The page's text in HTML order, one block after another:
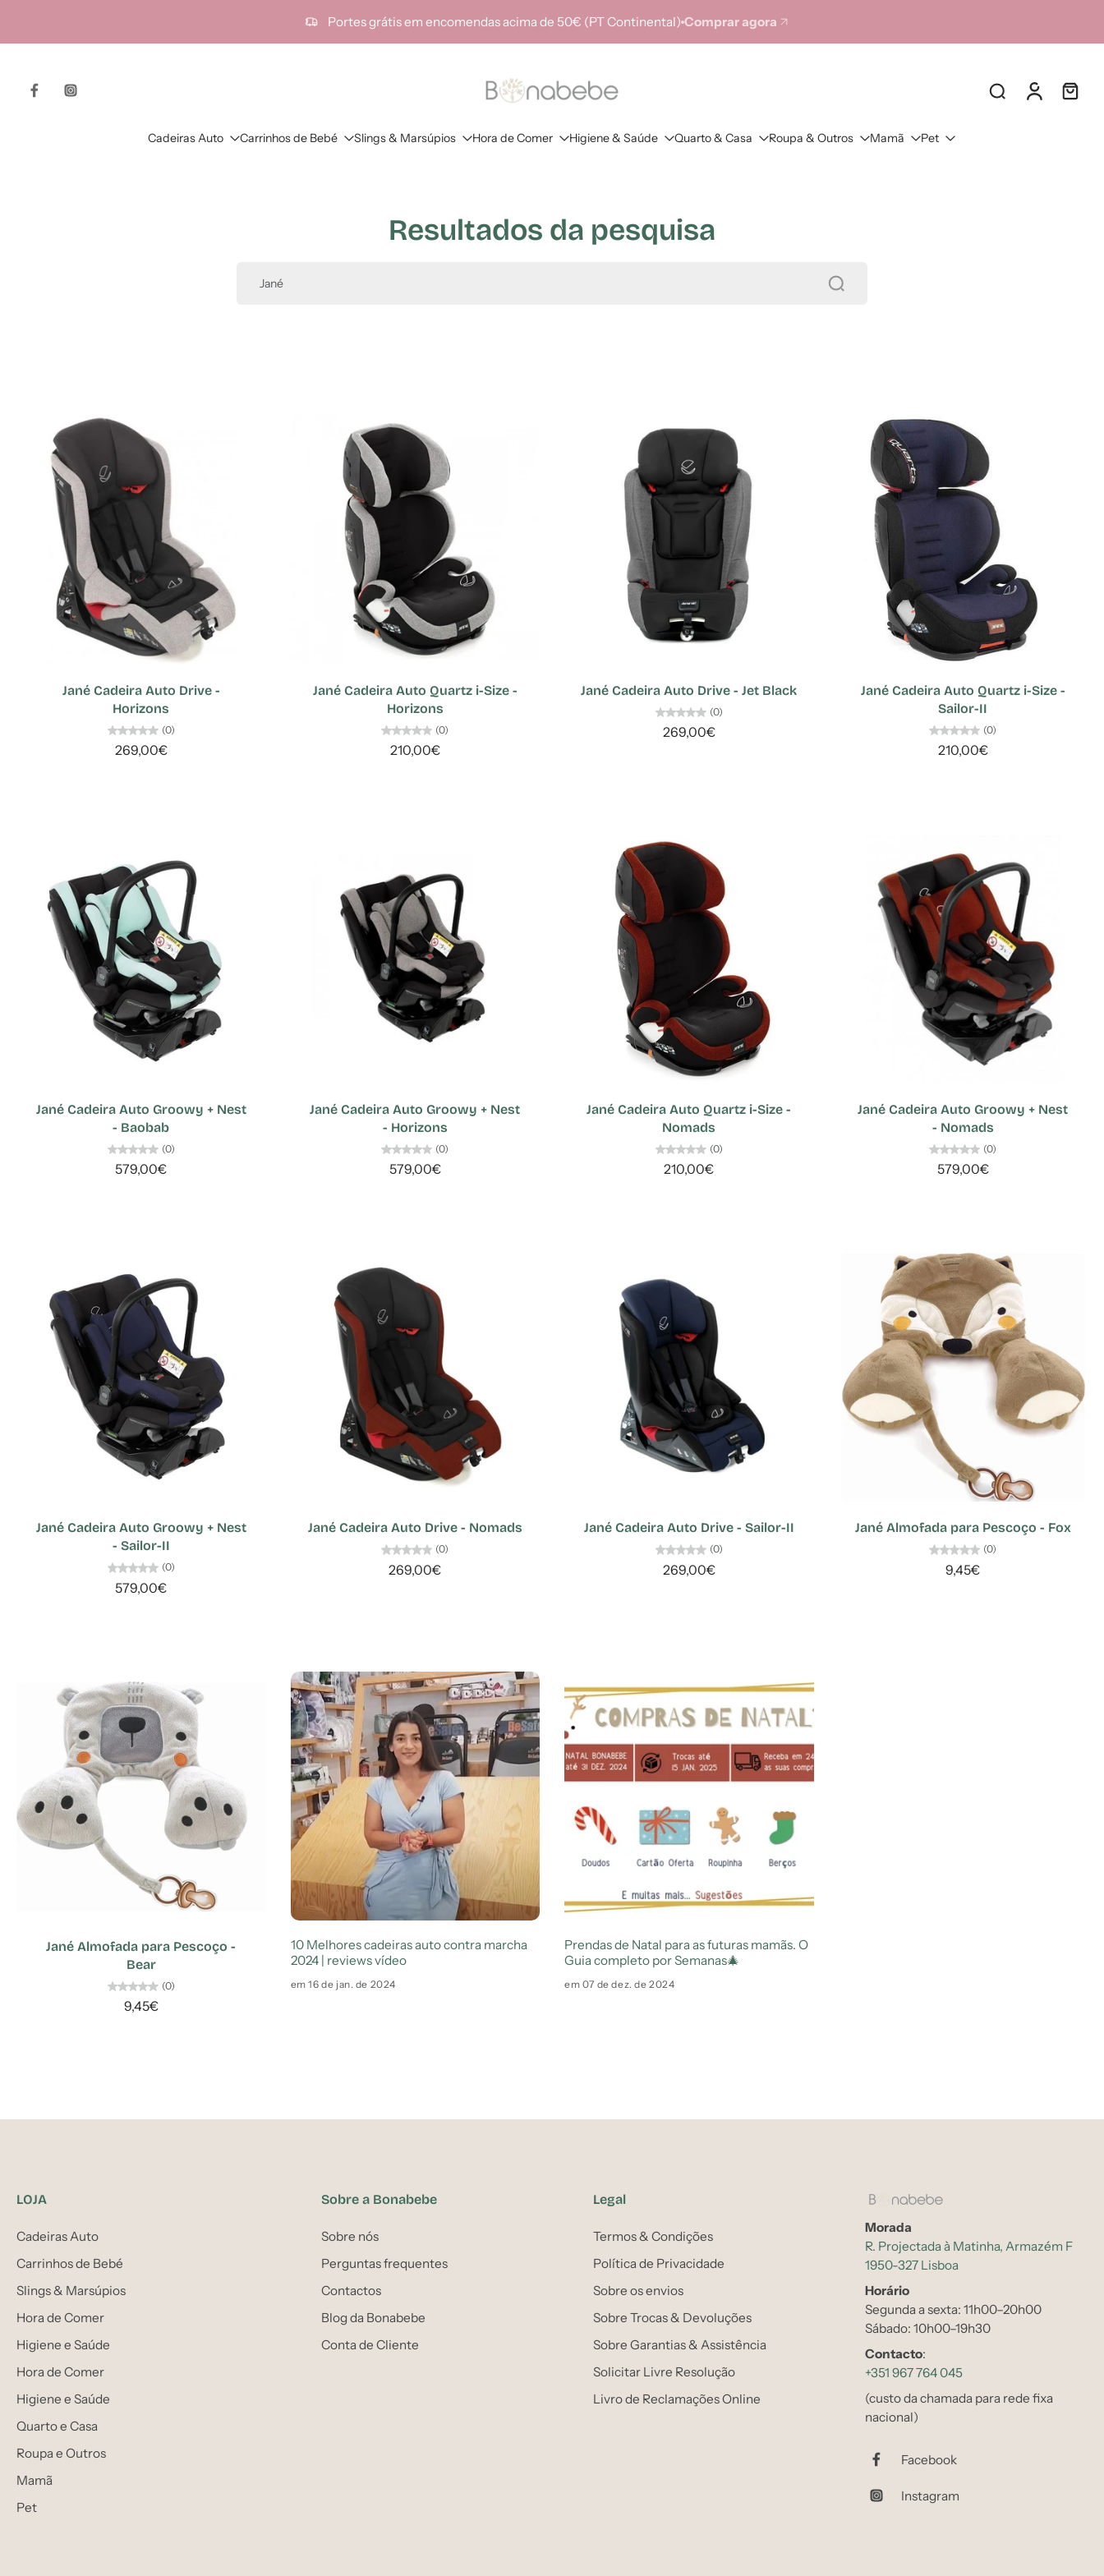
Portes grátis em encomendas acima de 50€ (PT Continental) Comprar agora
Cadeiras Auto Carrinhos de Bebé Slings & Marsúpios Hora de Comer Higiene & Saúde Quarto & Casa Roupa & Outros Mamã Pet
Resultados da pesquisa
Jané Cadeira Auto Drive -
Horizons
(0)
269,00€
Jané Cadeira Auto Quartz i-Size -
Horizons
(0)
210,00€
Jané Cadeira Auto Drive - Jet Black
(0)
269,00€
Jané Cadeira Auto Quartz i-Size -
Sailor-II
(0)
210,00€
Jané Cadeira Auto Groowy + Nest
- Baobab
(0)
579,00€
Jané Cadeira Auto Groowy + Nest
- Horizons
(0)
579,00€
Jané Cadeira Auto Quartz i-Size -
Nomads
(0)
210,00€
Jané Cadeira Auto Groowy + Nest
- Nomads
(0)
579,00€
Jané Cadeira Auto Groowy + Nest
- Sailor-II
(0)
579,00€
Jané Cadeira Auto Drive - Nomads
(0)
269,00€
Jané Cadeira Auto Drive - Sailor-II
(0)
269,00€
Jané Almofada para Pescoço - Fox
(0)
9,45€
Jané Almofada para Pescoço -
Bear
(0)
9,45€
BLOGUE
10 Melhores cadeiras auto contra marcha
2024 | reviews vídeo
em 16 de jan. de 2024
BLOGUE
Prendas de Natal para as futuras mamãs. O
Guia completo por Semanas🎄
em 07 de dez. de 2024
LOJA
Cadeiras Auto
Carrinhos de Bebé
Slings & Marsúpios
Hora de Comer
Higiene e Saúde
Hora de Comer
Higiene e Saúde
Quarto e Casa
Roupa e Outros
Mamã
Pet
Sobre a Bonabebe
Sobre nós
Perguntas frequentes
Contactos
Blog da Bonabebe
Conta de Cliente
Legal
Termos & Condições
Política de Privacidade
Sobre os envios
Sobre Trocas & Devoluções
Sobre Garantias & Assistência
Solicitar Livre Resolução
Livro de Reclamações Online
Morada
R. Projectada à Matinha, Armazém F
1950-327 Lisboa
Horário
Segunda a sexta: 11h00–20h00
Sábado: 10h00–19h30
Contacto:
+351 967 764 045
(custo da chamada para rede fixa
nacional)
Facebook
Instagram